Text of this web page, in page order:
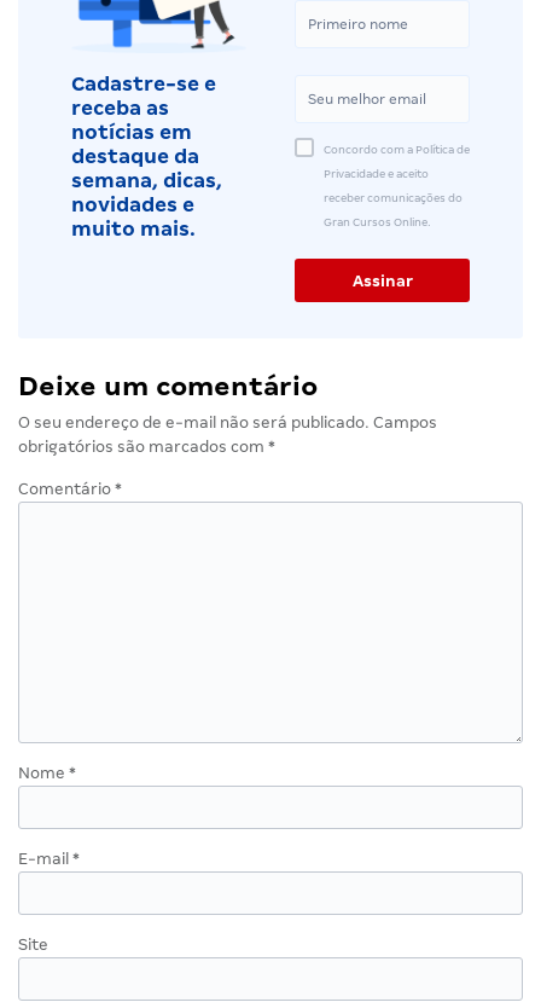
Cadastre-se e
receba as
notícias em
destaque da
semana, dicas,
novidades e
muito mais.
Concordo com a Política de
Privacidade e aceito
receber comunicações do
Gran Cursos Online.
Deixe um comentário
O seu endereço de e-mail não será publicado. Campos
obrigatórios são marcados com *
Comentário *
Nome *
E-mail *
Site